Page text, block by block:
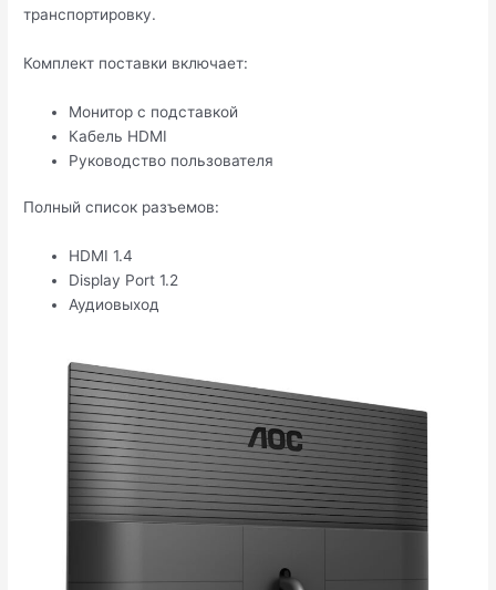
транспортировку.
Комплект поставки включает:
Монитор с подставкой
Кабель HDMI
Руководство пользователя
Полный список разъемов:
HDMI 1.4
Display Port 1.2
Аудиовыход